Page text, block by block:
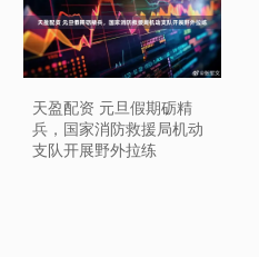
天盈配资 元旦假期砺精
兵，国家消防救援局机动
支队开展野外拉练